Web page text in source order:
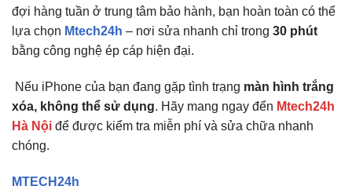
đợi hàng tuần ở trung tâm bảo hành, bạn hoàn toàn có thể
lựa chọn Mtech24h – nơi sửa nhanh chỉ trong 30 phút
bằng công nghệ ép cáp hiện đại.
Nếu iPhone của bạn đang gặp tình trạng màn hình trắng
xóa, không thể sử dụng. Hãy mang ngay đến Mtech24h
Hà Nội để được kiểm tra miễn phí và sửa chữa nhanh
chóng.
MTECH24h